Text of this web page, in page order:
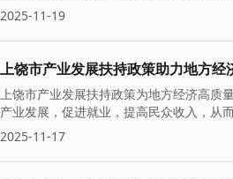
2025-11-19
上饶市产业发展扶持政策助力地方经
上饶市产业发展扶持政策为地方经济高质
产业发展，促进就业，提高民众收入，从
2025-11-17